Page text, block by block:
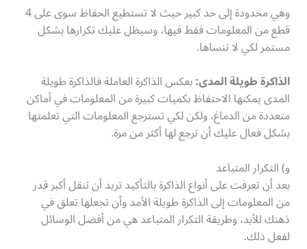
وهي محدودة إلى حد كبير حيث لا تستطيع الحفاظ سوى على 4
قطع من المعلومات فقط فيها، وسيظل عليك تكرارها بشكل
مستمر لكي لا تنساها.
الذاكرة طويلة المدى:بعكس الذاكرة العاملة فالذاكرة طويلة
المدى يمكنها الاحتفاظ بكميات كبيرة من المعلومات في أماكن
متعددة من الدماغ، ولكن لكي تسترجع المعلومات التي تعلمتها
بشكل فعال عليك أن ترجع لها أكثر من مرة.
و) التكرار المتباعد
بعد أن تعرفت على أنواع الذاكرة بالتأكيد تريد أن تنقل أكبر قدر
من المعلومات إلى الذاكرة طويلة الأمد وأن تجعلها تعلق في
ذهنك للأبد، وطريقة التكرار المتباعد هي من أفضل الوسائل
لفعل ذلك.